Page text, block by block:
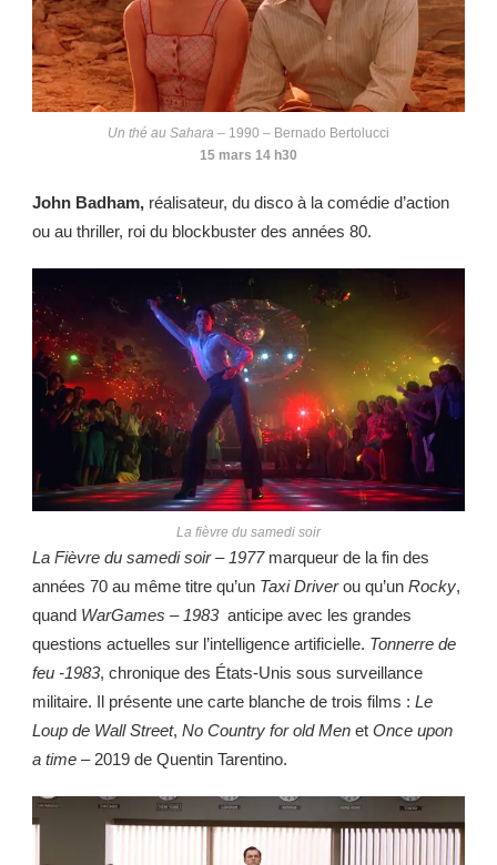
Un thé au Sahara – 1990 – Bernado Bertolucci
15 mars 14 h30
John Badham, réalisateur, du disco à la comédie d’action
ou au thriller, roi du blockbuster des années 80.
La fièvre du samedi soir
La Fièvre du samedi soir – 1977 marqueur de la fin des
années 70 au même titre qu’un Taxi Driverou qu’un Rocky,
quand WarGames – 1983 anticipe avec les grandes
questions actuelles sur l’intelligence artificielle. Tonnerre de
feu -1983, chronique des États-Unis sous surveillance
militaire. Il présente une carte blanche de trois films : Le
Loup de Wall Street, No Country for old Men et Once upon
a time – 2019 de Quentin Tarentino.